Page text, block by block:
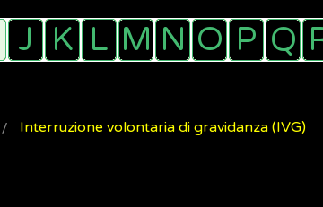
Interruzione volontaria di gravidanza (IVG)